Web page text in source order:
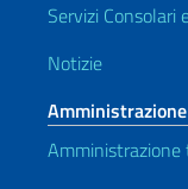
Servizi Consolari
Notizie